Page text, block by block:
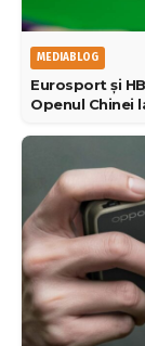
MEDIABLOG
Eurosport și
Openul Chinei